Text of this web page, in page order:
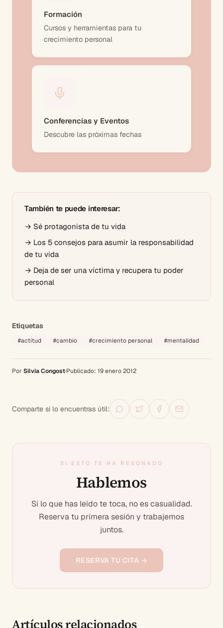
Formación
Cursos y herramientas para tu
crecimiento personal
Conferencias y Eventos
Descubre las próximas fechas
También te puede interesar:
→ Sé protagonista de tu vida
→ Los 5 consejos para asumir la responsabilidad
de tu vida
→ Deja de ser una víctima y recupera tu poder
personal
Etiquetas
#actitud #cambio #crecimiento personal #mentalidad
Por Silvia Congost·Publicado: 19 enero 2012
Comparte si lo encuentras útil:
SI ESTO TE HA RESONADO
Hablemos
Si lo que has leído te toca, no es casualidad.
Reserva tu primera sesión y trabajemos
juntos.
RESERVA TU CITA →
Artículos relacionados